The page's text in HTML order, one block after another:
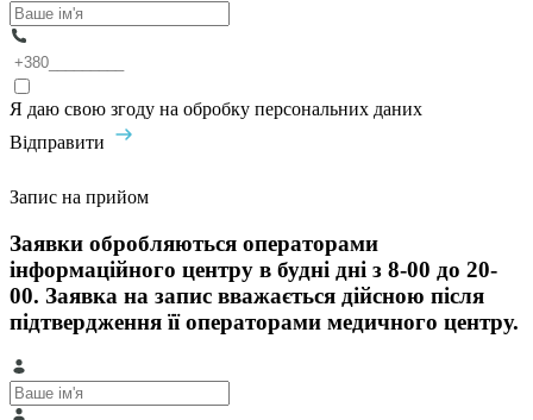
Я даю свою згоду на обробку персональних даних
Відправити
Запис на прийом
Заявки обробляються операторами
інформаційного центру в будні дні з 8-00 до 20-
00. Заявка на запис вважається дійсною після
підтвердження її операторами медичного центру.